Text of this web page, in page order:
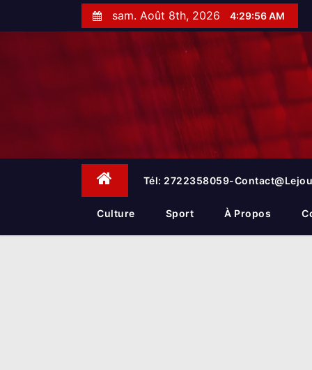
t
sam. Août 8th, 2026 4:29:57 AM
Tél: 2722358059-
Culture Sport À Propos